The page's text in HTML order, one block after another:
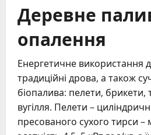
Деревне
опалення
Енергетичне використання
традиційні дрова, а також
біопалива: пелети, брикети,
вугілля. Пелети –
пресованого сухого тирси